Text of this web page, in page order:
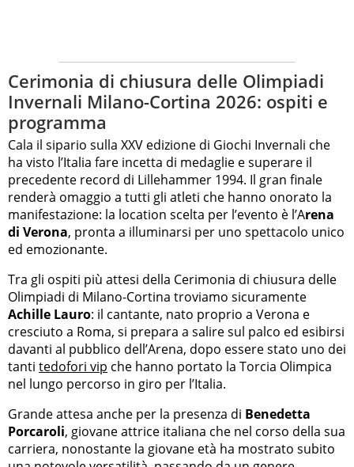
Cerimonia di chiusura delle Olimpiadi
Invernali Milano-Cortina 2026: ospiti e
programma
Cala il sipario sulla XXV edizione di Giochi Invernali che
ha visto l’Italia fare incetta di medaglie e superare il
precedente record di Lillehammer 1994. Il gran finale
renderà omaggio a tutti gli atleti che hanno onorato la
manifestazione: la location scelta per l’evento è l’Arena
di Verona, pronta a illuminarsi per uno spettacolo unico
ed emozionante.
Tra gli ospiti più attesi della Cerimonia di chiusura delle
Olimpiadi di Milano-Cortina troviamo sicuramente
Achille Lauro: il cantante, nato proprio a Verona e
cresciuto a Roma, si prepara a salire sul palco ed esibirsi
davanti al pubblico dell’Arena, dopo essere stato uno dei
tanti tedofori vip che hanno portato la Torcia Olimpica
nel lungo percorso in giro per l’Italia.
Grande attesa anche per la presenza di Benedetta
Porcaroli, giovane attrice italiana che nel corso della sua
carriera, nonostante la giovane età ha mostrato subito